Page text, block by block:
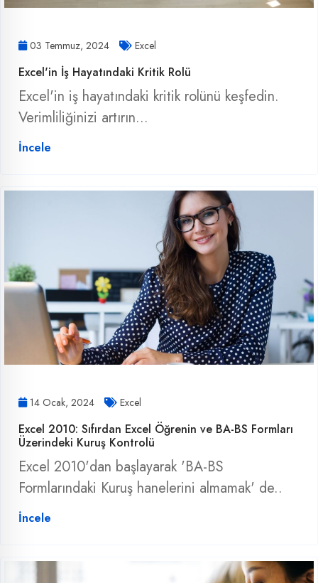
03 Temmuz, 2024 Excel
Excel'in İş Hayatındaki Kritik Rolü
Excel'in iş hayatındaki kritik rolünü keşfedin.
Verimliliğinizi artırın...
İncele
14 Ocak, 2024 Excel
Excel 2010: Sıfırdan Excel Öğrenin ve BA-BS Formları
Üzerindeki Kuruş Kontrolü
Excel 2010'dan başlayarak 'BA-BS
Formlarındaki Kuruş hanelerini almamak' de..
İncele